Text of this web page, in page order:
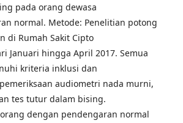
pada orang dewasa
normal. Metode: Penelitian potong
di Rumah Sakit Cipto
Januari hingga April 2017. Semua
kriteria inklusi dan
audiometri nada murni,
tes tutur dalam bising.
orang dengan pendengaran normal